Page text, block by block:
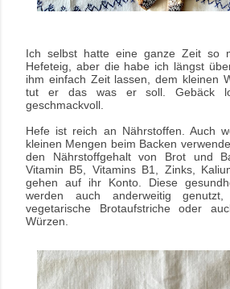
Ich selbst hatte eine ganze Zeit so
Hefeteig, aber die habe ich längst
ihm einfach Zeit lassen, dem kleinen
tut er das was er soll. Gebäck
geschmackvoll.
Hefe ist reich an Nährstoffen. Auch
kleinen Mengen beim Backen
den Nährstoffgehalt von Brot und
Vitamin B5, Vitamins B1, Zinks,
gehen auf ihr Konto. Diese
werden auch anderweitig
vegetarische Brotaufstriche oder
Würzen.